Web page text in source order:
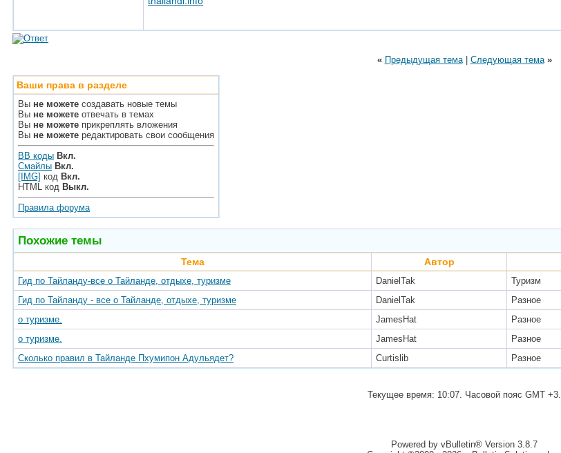
« Предыдущая тема| Следующая тема »
Ваши права в разделе
Вы не можете создавать новые темы
Вы не можете отвечать в темах
Вы не можете прикреплять вложения
Вы не можете редактировать свои сообщения
BB коды Вкл.
Смайлы Вкл.
[IMG] код Вкл.
HTML код Выкл.
Правила форума
Похожие темы
Тема Автор
Гид по Тайланду-все о Тайланде, отдыхе, туризме DanielTak Туризм
Гид по Тайланду - все о Тайланде, отдыхе, туризме
DanielTak Разное
о туризме.
JamesHat Разное
о туризме.
JamesHat Разное
Сколько правил в Тайланде Пхумипон Адульядет?
Curtislib Разное
Текущее время: 10:07. Часовой пояс GMT +3.
Powered by vBulletin® Version 3.8.7